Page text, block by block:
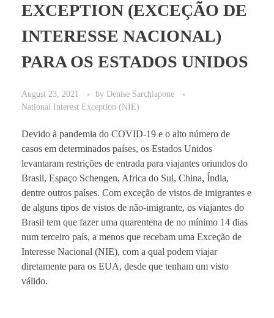
EXCEPTION (EXCEÇÃO DE
INTERESSE NACIONAL)
PARA OS ESTADOS UNIDOS
August 23, 2021 by Denise Sarchiapone
National Interest Exception (NIE)
Devido à pandemia do COVID-19 e o alto número de
casos em determinados países, os Estados Unidos
levantaram restrições de entrada para viajantes oriundos do
Brasil, Espaço Schengen, Africa do Sul, China, Índia,
dentre outros países. Com exceção de vistos de imigrantes e
de alguns tipos de vistos de não-imigrante, os viajantes do
Brasil tem que fazer uma quarentena de no mínimo 14 dias
num terceiro país, a menos que recebam uma Exceção de
Interesse Nacional (NIE), com a qual podem viajar
diretamente para os EUA, desde que tenham um visto
válido.